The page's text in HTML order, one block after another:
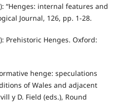
“Henges: internal features and
Journal, 126, pp. 1-28.
Prehistoric Henges. Oxford:
henge: speculations
of Wales and adjacent
y D. Field (eds.), Round